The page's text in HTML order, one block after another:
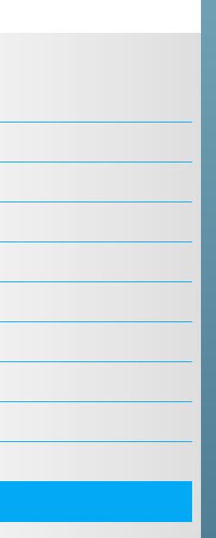
INTERNAZIONALI